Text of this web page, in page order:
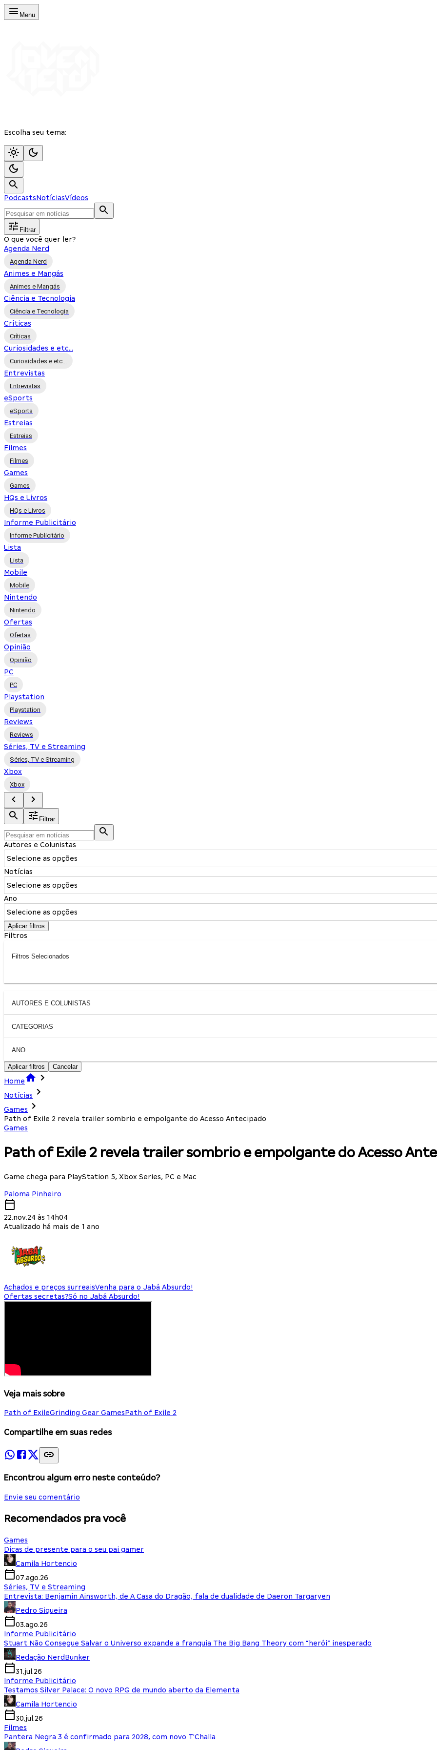
Menu
Escolha seu tema:
PodcastsNotíciasVídeos
Filtrar
O que você quer ler?
Agenda Nerd
Agenda Nerd
Animes e Mangás
Animes e Mangás
Ciência e Tecnologia
Ciência e Tecnologia
Críticas
Críticas
Curiosidades e etc...
Curiosidades e etc...
Entrevistas
Entrevistas
eSports
eSports
Estreias
Estreias
Filmes
Filmes
Games
Games
HQs e Livros
HQs e Livros
Informe Publicitário
Informe Publicitário
Lista
Lista
Mobile
Mobile
Nintendo
Nintendo
Ofertas
Ofertas
Opinião
Opinião
PC
PC
Playstation
Playstation
Reviews
Reviews
Séries, TV e Streaming
Séries, TV e Streaming
Xbox
Xbox
Filtrar
Autores e Colunistas
Selecione as opções
Notícias
Selecione as opções
Ano
Selecione as opções
Aplicar filtros
Filtros
Filtros Selecionados
AUTORES E COLUNISTAS
CATEGORIAS
ANO
Aplicar filtros Cancelar
Home
Notícias
Games
Path of Exile 2 revela trailer sombrio e empolgante do Acesso Antecipado
Games
Path of Exile 2 revela trailer sombrio e empolgante do Acesso
Game chega para PlayStation 5, Xbox Series, PC e Mac
Paloma Pinheiro
22.nov.24 às 14h04
Atualizado há mais de 1 ano
Achados e preços surreaisVenha para o Jabá Absurdo!
Ofertas secretas?Só no Jabá Absurdo!
Veja mais sobre
Path of ExileGrinding Gear GamesPath of Exile 2
Compartilhe em suas redes
Encontrou algum erro neste conteúdo?
Envie seu comentário
Recomendados pra você
Games
Dicas de presente para o seu pai gamer
Camila Hortencio
07.ago.26
Séries, TV e Streaming
Entrevista: Benjamin Ainsworth, de A Casa do Dragão, fala de dualidade de Daeron Targaryen
Pedro Siqueira
03.ago.26
Informe Publicitário
Stuart Não Consegue Salvar o Universo expande a franquia The Big Bang Theory com “herói” inesperado
Redação NerdBunker
31.jul.26
Informe Publicitário
Testamos Silver Palace: O novo RPG de mundo aberto da Elementa
Camila Hortencio
30.jul.26
Filmes
Pantera Negra 3 é confirmado para 2028, com novo T'Challa